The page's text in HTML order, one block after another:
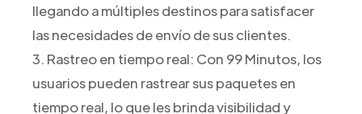
llegando a múltiples destinos para satisfacer
las necesidades de envío de sus clientes.
3. Rastreo en tiempo real: Con 99 Minutos, los
usuarios pueden rastrear sus paquetes en
tiempo real, lo que les brinda visibilidad y